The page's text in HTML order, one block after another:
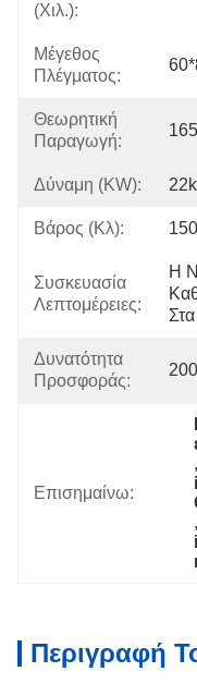
(χιλ.):
Μέγεθος
Πλέγματος:
Θεωρητική
Παραγωγή:
Δύναμη (KW):
Βάρος (κλ):
Συσκευασία
Λεπτομέρειες:
Η
Δυνατότητα
Προσφοράς:
Επισημαίνω:
,
,
Περιγραφή